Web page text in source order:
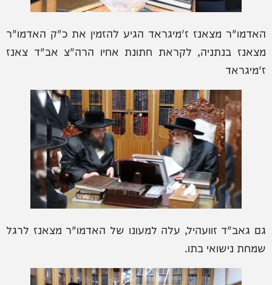
האדמו"ר מצאנז ז'מיגראד הגיע להזמין את כ"ק האדמו"ר
מצאנז בנתניה, לקראת חתונת אחיו הרה"צ אב"ד צאנז
ז'מיגראד
גם גאב"ד זוועהיל, עלה למעונו של האדמו"ר מצאנז לרגל
שמחת נישואי בתו.